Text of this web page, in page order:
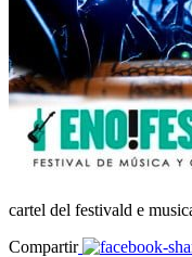
cartel del festivald e
Compartir